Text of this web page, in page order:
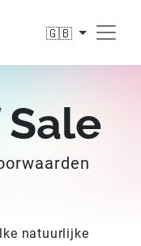
🇬🇧
natuurlijke